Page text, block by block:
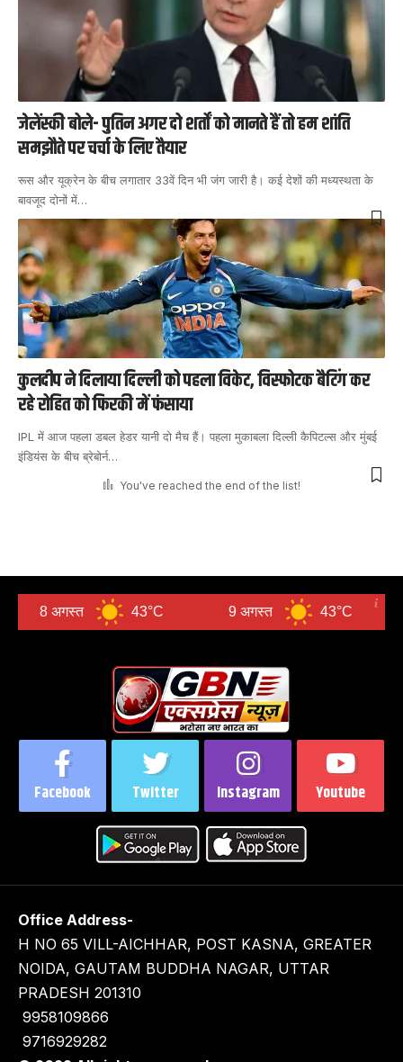
जेलेंस्की बोले- पुतिन अगर दो शर्तों को मानते हैं तो हम शांति
समझौते पर चर्चा के लिए तैयार
रूस और यूक्रेन के बीच लगातार 33वें दिन भी जंग जारी है। कई देशों की मध्यस्थता के
बावजूद दोनों में…
कुलदीप ने दिलाया दिल्ली को पहला विकेट, विस्फोटक बैटिंग कर
रहे रोहित को फिरकी में फंसाया
IPL में आज पहला डबल हेडर यानी दो मैच हैं। पहला मुकाबला दिल्ली कैपिटल्स और मुंबई
इंडियंस के बीच ब्रेबोर्न…
You've reached the end of the list!
43°C 43°C 10
Office Address-
H NO 65 VILL-AICHHAR, POST KASNA, GREATER
NOIDA, GAUTAM BUDDHA NAGAR, UTTAR
PRADESH 201310
9958109866
9716929282
Facebook Twitter Instagram Youtube